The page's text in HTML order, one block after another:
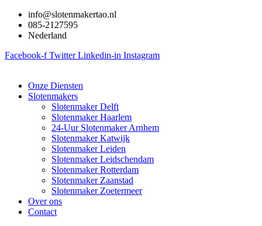
naar
info@slotenmakertao.nl
085-2127595
Nederland
Facebook-f Twitter Linkedin-in Instagram
Onze Diensten
Slotenmakers
Slotenmaker Delft
Slotenmaker Haarlem
24-Uur Slotenmaker Arnhem
Slotenmaker Katwijk
Slotenmaker Leiden
Slotenmaker Leidschendam
Slotenmaker Rotterdam
Slotenmaker Zaanstad
Slotenmaker Zoetermeer
Over ons
Contact